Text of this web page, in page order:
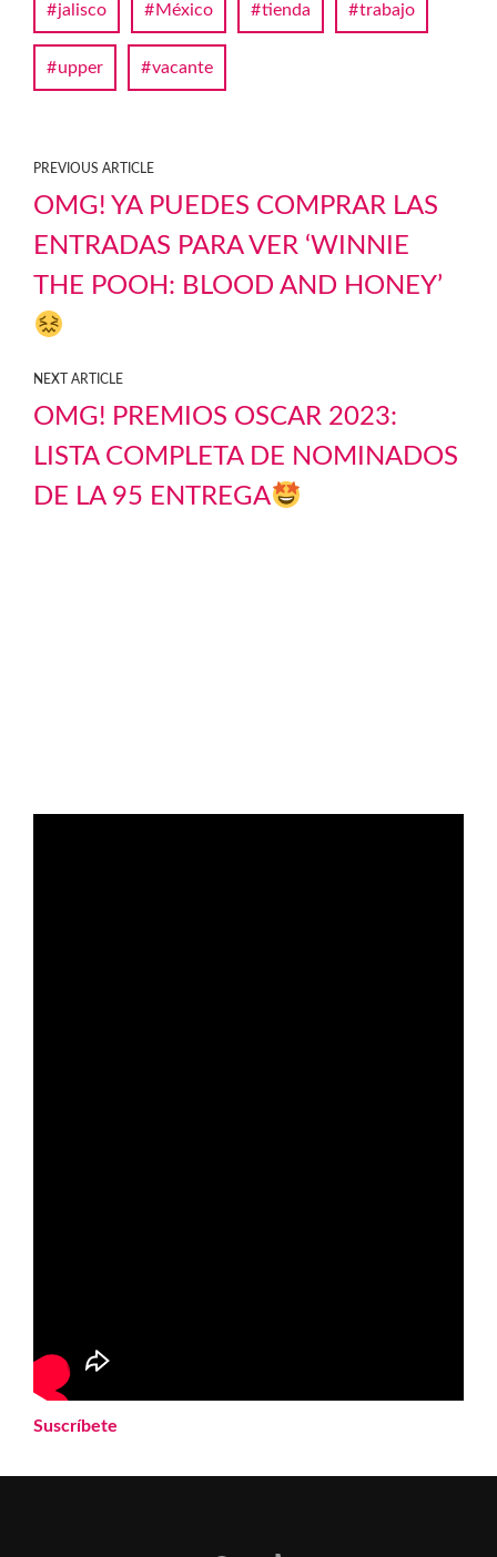
jalisco México tienda trabajo
upper vacante
PREVIOUS ARTICLE
OMG! YA PUEDES COMPRAR LAS
ENTRADAS PARA VER ‘WINNIE
THE POOH: BLOOD AND HONEY’
NEXT ARTICLE
OMG! PREMIOS OSCAR 2023:
LISTA COMPLETA DE NOMINADOS
DE LA 95 ENTREGA
Suscríbete